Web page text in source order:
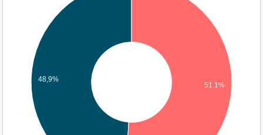
48,9%
51,1%